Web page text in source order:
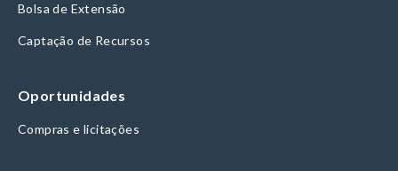
Bolsa de Extensão
Captação de Recursos
Oportunidades
Compras e licitações